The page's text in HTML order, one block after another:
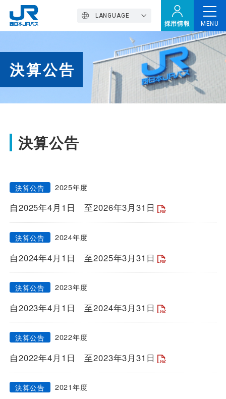
採用情報
LANGUAGE
MENU
トップページ
高速バス
おトクなきっぷ特集
一般路線バス
貸切バス
関連事業
運行情報
お問い合わせ・Q&A
決算公告
決算公告
自2025年4月1日 至2026年3月31日
2025年度
決算公告
自2024年4月1日 至2025年3月31日
2024年度
決算公告
自2023年4月1日 至2024年3月31日
2023年度
決算公告
自2022年4月1日 至2023年3月31日
2022年度
決算公告
2021年度
決算公告